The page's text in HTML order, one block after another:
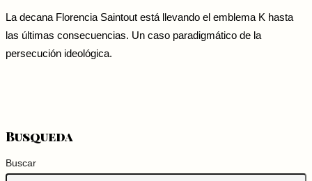
La decana Florencia Saintout está llevando el emblema K hasta
las últimas consecuencias. Un caso paradigmático de la
persecución ideológica.
Busqueda
Buscar